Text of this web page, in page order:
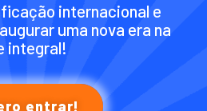
internacional e
uma nova era na
integral!
entrar!